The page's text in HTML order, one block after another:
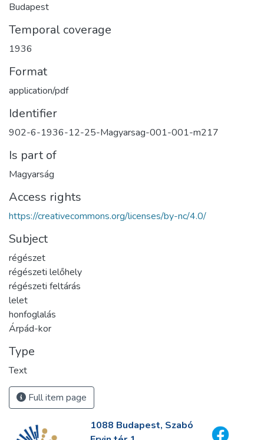
Budapest
Temporal coverage
1936
Format
application/pdf
Identifier
902-6-1936-12-25-Magyarsag-001-001-m217
Is part of
Magyarság
Access rights
https://creativecommons.org/licenses/by-nc/4.0/
Subject
régészet
régészeti lelőhely
régészeti feltárás
lelet
honfoglalás
Árpád-kor
Type
Text
Full item page
1088 Budapest, Szabó